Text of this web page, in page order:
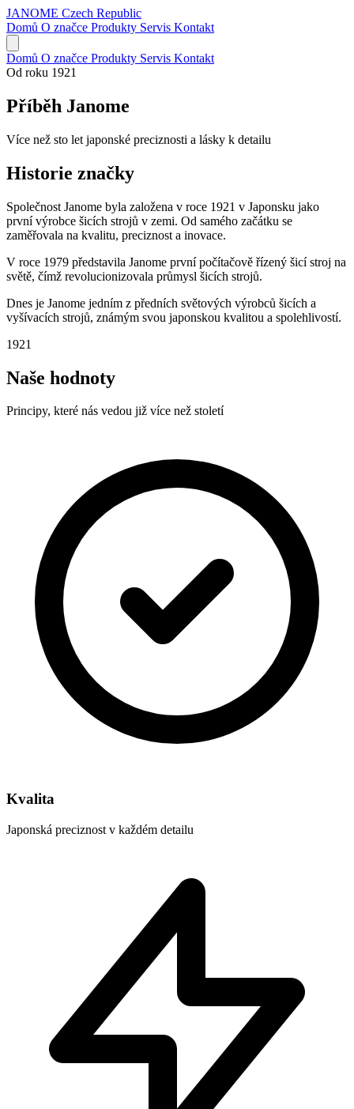
JANOME Czech Republic
Domů O značce Produkty Servis Kontakt
Domů O značce Produkty Servis Kontakt
Od roku 1921
Příběh Janome
Více než sto let japonské preciznosti a lásky k detailu
Historie značky
Společnost Janome byla založena v roce 1921 v Japonsku jako
první výrobce šicích strojů v zemi. Od samého začátku se
zaměřovala na kvalitu, preciznost a inovace.
V roce 1979 představila Janome první počítačově řízený šicí stroj na
světě, čímž revolucionizovala průmysl šicích strojů.
Dnes je Janome jedním z předních světových výrobců šicích a
vyšívacích strojů, známým svou japonskou kvalitou a spolehlivostí.
1921
Naše hodnoty
Principy, které nás vedou již více než století
Kvalita
Japonská preciznost v každém detailu